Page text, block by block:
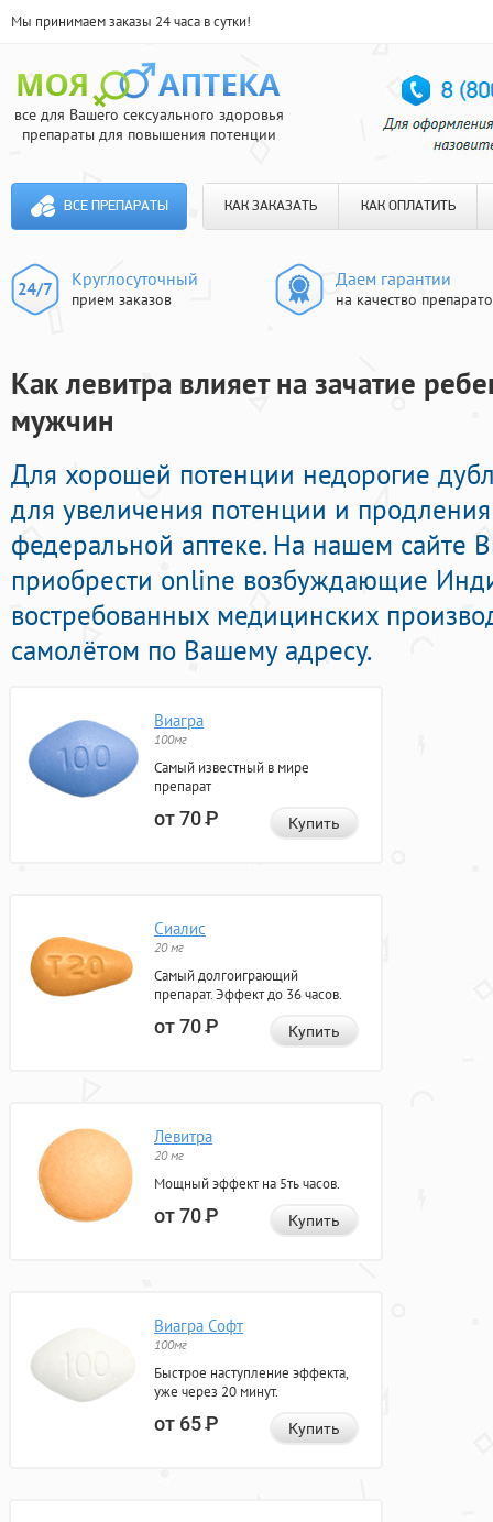
Мы принимаем заказы 24 часа в сутки!
все для Вашего сексуального здоровья
препараты для повышения потенции
ВСЕ ПРЕПАРАТЫ КАК ЗАКАЗАТЬ КАК ОПЛАТИТЬ
Круглосуточный
прием заказов
Даем гарантии
на качество
Как левитра влияет на зачатие
мужчин
Для хорошей потенции недорогие
для увеличения потенции и продления
федеральной аптеке. На нашем сайте
приобрести online возбуждающие
востребованных медицинских
самолётом по Вашему адресу.
Виагра
100мг
Самый известный в мире
препарат
от 70Р Купить
Сиалис
20 мг
Самый долгоиграющий
препарат. Эффект до 36 часов.
от 70Р Купить
Левитра
20 мг
Мощный эффект на 5ть часов.
от 70Р Купить
Виагра Софт
100мг
Быстрое наступление эффекта,
уже через 20 минут.
от 65Р Купить